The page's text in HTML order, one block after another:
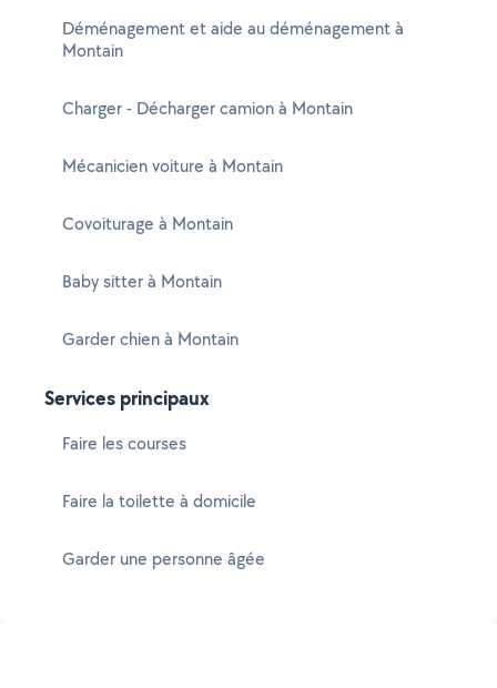
Déménagement et aide au déménagement à
Montain
Charger - Décharger camion à Montain
Mécanicien voiture à Montain
Covoiturage à Montain
Baby sitter à Montain
Garder chien à Montain
Services principaux
Faire les courses
Faire la toilette à domicile
Garder une personne âgée